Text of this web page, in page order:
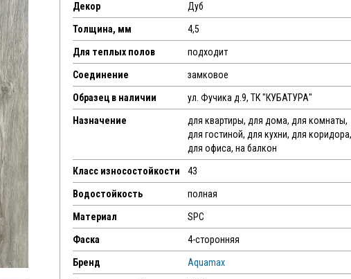
Декор Дуб
Толщина, мм 4,5
Для теплых полов подходит
Соединение замковое
Образец в наличии ул. Фучика д.9, ТК "КУБАТУРА"
Назначение
для квартиры, для дома, для комнаты,
для гостиной, для кухни, для
для офиса, на балкон
Класс износостойкости 43
Водостойкость полная
Материал SPC
Фаска 4-сторонняя
Бренд Aquamax